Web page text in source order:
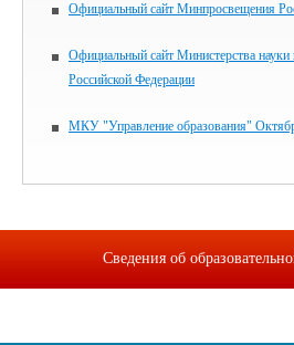
Официальный сайт Минпросвещения
Официальный сайт Министерства
Российской Федерации
МКУ "Управление образования"
Сведения об